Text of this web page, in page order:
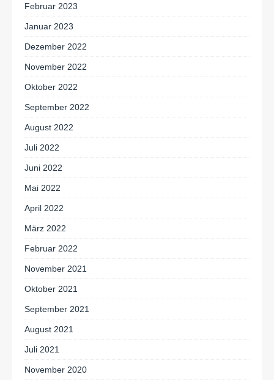
Februar 2023
Januar 2023
Dezember 2022
November 2022
Oktober 2022
September 2022
August 2022
Juli 2022
Juni 2022
Mai 2022
April 2022
März 2022
Februar 2022
November 2021
Oktober 2021
September 2021
August 2021
Juli 2021
November 2020